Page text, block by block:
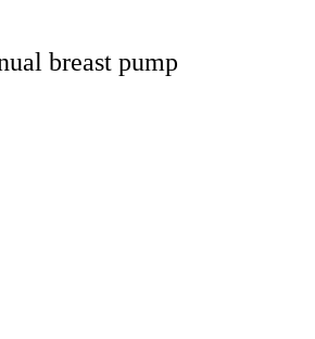
breast pump